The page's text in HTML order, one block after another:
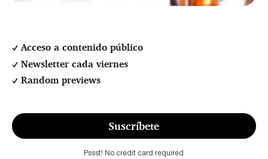
Acceso a contenido público
Newsletter cada viernes
Random previews
Suscríbete
Pssst! No credit card required